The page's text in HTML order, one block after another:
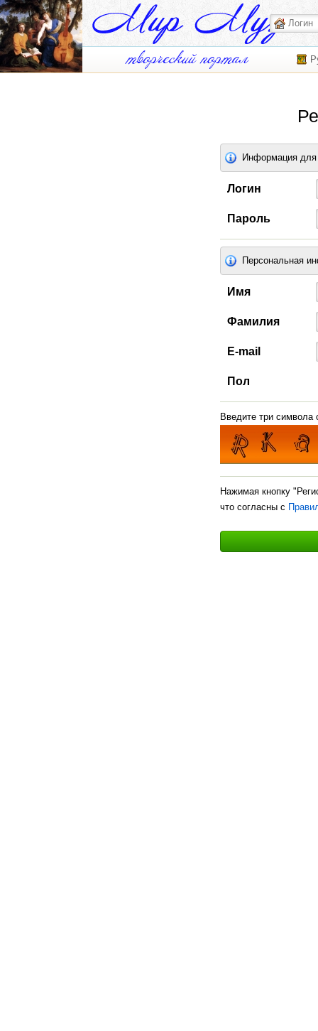
Информация для
Логин
Пароль
Персональная
Имя
Фамилия
E-mail
Пол
Введите три символа
Нажимая кнопку
что согласны с